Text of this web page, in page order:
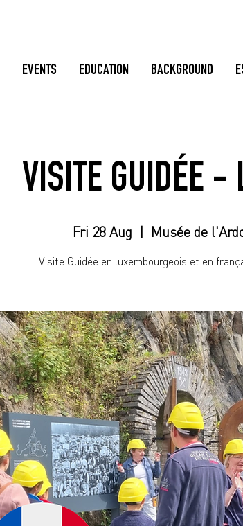
EVENTS EDUCATION BACKGROUND
VISITE GUIDÉE -
Fri 28 Aug
  |
Musée de
Visite Guidée en luxembourgeois et en